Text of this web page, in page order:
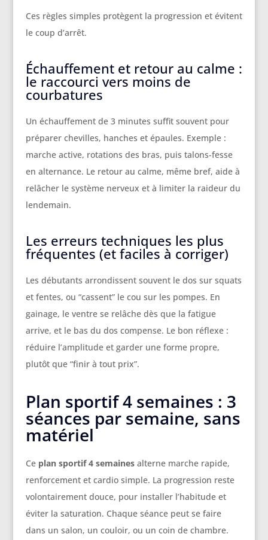
Ces règles simples protègent la progression et évitent
le coup d’arrêt.
Échauffement et retour au calme :
le raccourci vers moins de
courbatures
Un échauffement de 3 minutes suffit souvent pour
préparer chevilles, hanches et épaules. Exemple :
marche active, rotations des bras, puis talons-fesse
en alternance. Le retour au calme, même bref, aide à
relâcher le système nerveux et à limiter la raideur du
lendemain.
Les erreurs techniques les plus
fréquentes (et faciles à corriger)
Les débutants arrondissent souvent le dos sur squats
et fentes, ou “cassent” le cou sur les pompes. En
gainage, le ventre se relâche dès que la fatigue
arrive, et le bas du dos compense. Le bon réflexe :
réduire l’amplitude et garder une forme propre,
plutôt que “finir à tout prix”.
Plan sportif 4 semaines : 3
séances par semaine, sans
matériel
Ce plan sportif 4 semainesalterne marche rapide,
renforcement et cardio simple. La progression reste
volontairement douce, pour installer l’habitude et
éviter la saturation. Chaque séance peut se faire
dans un salon, un couloir, ou un coin de chambre.